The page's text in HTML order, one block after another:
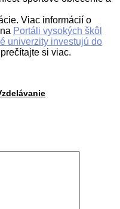
Viac informácií o
Portáli vysokých škôl
univerzity investujú do
prečítajte si viac.